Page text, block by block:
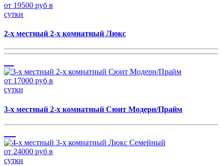
от 19500 руб в
сутки
2-х местный 2-х комнатный Люкс
от 17000 руб в
сутки
3-х местный 2-х комнатный Сюит Модерн/Прайм
от 24000 руб в
сутки